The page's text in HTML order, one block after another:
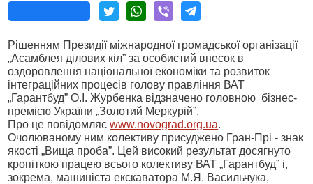
Рішенням Президії міжнародної громадської організації
„Асамблея ділових кіл” за особистий внесок в
оздоровлення національної економіки та розвиток
інтеграційних процесів голову правління ВАТ
„Гарантбуд” О.І. Журбенка відзначено головною бізнес-
премією України „Золотий Меркурій”.
Про це повідомляєwww.novograd.org.ua.
Очолюваному ним колективу присуджено Гран-Прі - знак
якості „Вища проба”. Цей високий результат досягнуто
кропіткою працею всього колективу ВАТ „Гарантбуд” і,
зокрема, машиніста екскаватора М.Я. Васильчука,